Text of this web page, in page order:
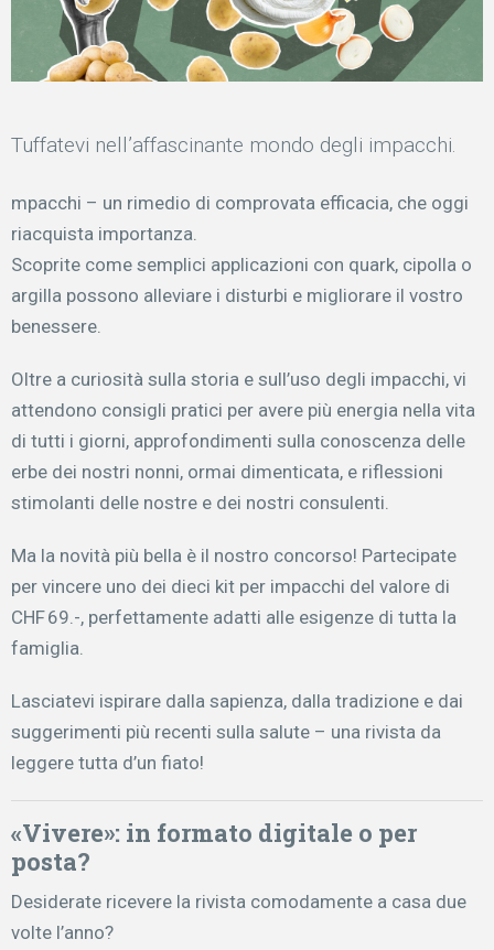
Tuffatevi nell’affascinante mondo degli impacchi.
mpacchi – un rimedio di comprovata efficacia, che oggi
riacquista importanza.
Scoprite come semplici applicazioni con quark, cipolla o
argilla possono alleviare i disturbi e migliorare il vostro
benessere.
Oltre a curiosità sulla storia e sull’uso degli impacchi, vi
attendono consigli pratici per avere più energia nella vita
di tutti i giorni, approfondimenti sulla conoscenza delle
erbe dei nostri nonni, ormai dimenticata, e riflessioni
stimolanti delle nostre e dei nostri consulenti.
Ma la novità più bella è il nostro concorso! Partecipate
per vincere uno dei dieci kit per impacchi del valore di
CHF 69.-, perfettamente adatti alle esigenze di tutta la
famiglia.
Lasciatevi ispirare dalla sapienza, dalla tradizione e dai
suggerimenti più recenti sulla salute – una rivista da
leggere tutta d’un fiato!
«Vivere»: in formato digitale o per
posta?
Desiderate ricevere la rivista comodamente a casa due
volte l’anno?